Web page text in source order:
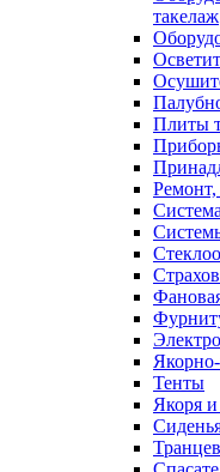
такелаж
Плиты
Ремонт,
Тенты
Якоря